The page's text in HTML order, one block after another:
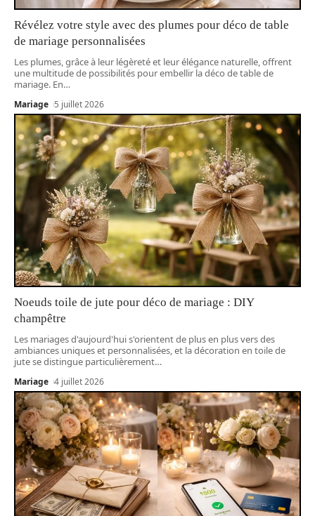
Révélez votre style avec des plumes pour déco de table
de mariage personnalisées
Les plumes, grâce à leur légèreté et leur élégance naturelle, offrent
une multitude de possibilités pour embellir la déco de table de
mariage. En…
Mariage 5 juillet 2026
Noeuds toile de jute pour déco de mariage : DIY
champêtre
Les mariages d'aujourd'hui s'orientent de plus en plus vers des
ambiances uniques et personnalisées, et la décoration en toile de
jute se distingue particulièrement…
Mariage 4 juillet 2026